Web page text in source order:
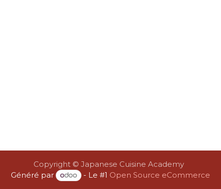
Copyright © Japanese Cuisine Academy
Généré par
- Le #1 Open Source eCommerce